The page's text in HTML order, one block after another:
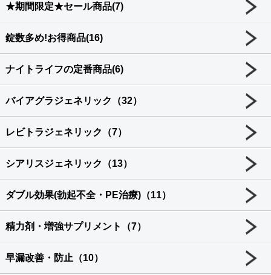
★期間限定★セール商品(7)
錠数多め!お得商品(16)
ナイトライフの定番商品(6)
バイアグラジェネリック（32）
レビトラジェネリック（7）
シアリスジェネリック（13）
ダブル効果(勃起不全・PE治療)（11）
精力剤・増強サプリメント（7）
早漏改善・防止（10）